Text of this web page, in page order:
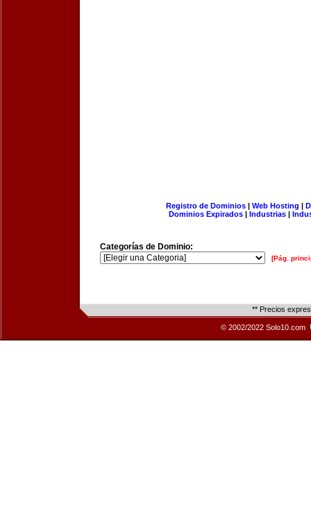
Registro de Dominios| Web Hosting |
Dominios Expirados | Industrias |
Categorías de Dominio:
[Pág.
** Precios
© 2002/2022 Solo10.com